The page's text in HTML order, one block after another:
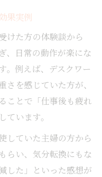
果実例
けた方の体験談から
、日常の動作が楽にな
。例えば、デスクワー
を感じていた方が、
ことで「仕事後も疲れ
います。
していた主婦の方から
らい、気分転換にもな
した」といった感想が